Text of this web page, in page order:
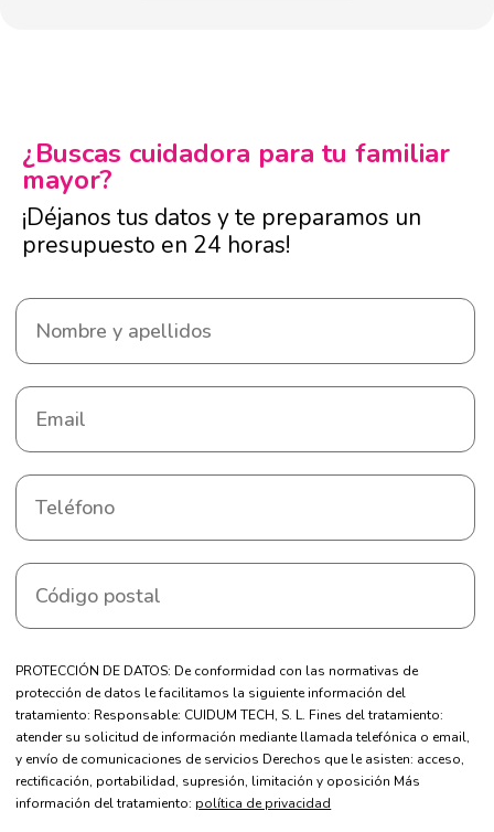
¿Buscas cuidadora para tu familiar
mayor?
¡Déjanos tus datos y te preparamos un
presupuesto en 24 horas!
PROTECCIÓN DE DATOS: De conformidad con las normativas de
protección de datos le facilitamos la siguiente información del
tratamiento: Responsable: CUIDUM TECH, S. L. Fines del tratamiento:
atender su solicitud de información mediante llamada telefónica o email,
y envío de comunicaciones de servicios Derechos que le asisten: acceso,
rectificación, portabilidad, supresión, limitación y oposición Más
información del tratamiento: política de privacidad